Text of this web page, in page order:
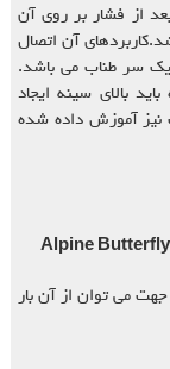
از فشار بر روی آن
آن اتصال
یک سر طناب می باشد.
بالای سینه ایجاد
نیز آموزش داده شده
Alpine
می توان از آن بار